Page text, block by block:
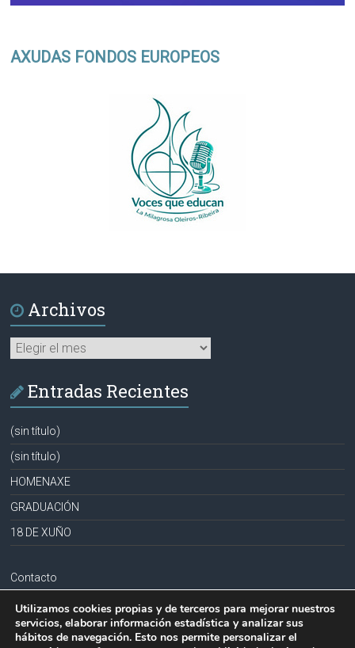
AXUDAS FONDOS EUROPEOS
Archivos
Archivos
Entradas Recientes
(sin título)
(sin título)
HOMENAXE
GRADUACIÓN
18 DE XUÑO
Contacto
Aviso legal
Política de privacidad
Utilizamos cookies propias y de terceros para mejorar nuestros
servicios, elaborar información estadística y analizar sus
hábitos de navegación. Esto nos permite personalizar el